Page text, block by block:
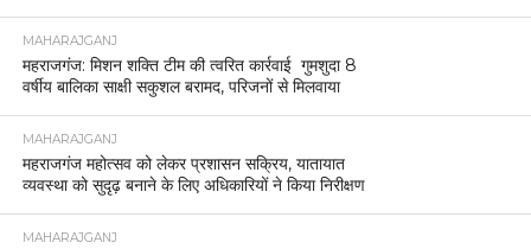
MAHARAJGANJ
महराजगंज: मिशन शक्ति टीम की त्वरित कार्रवाई गुमशुदा 8
वर्षीय बालिका साक्षी सकुशल बरामद, परिजनों से मिलवाया
MAHARAJGANJ
महराजगंज महोत्सव को लेकर प्रशासन सक्रिय, यातायात
व्यवस्था को सुदृढ़ बनाने के लिए अधिकारियों ने किया निरीक्षण
MAHARAJGANJ